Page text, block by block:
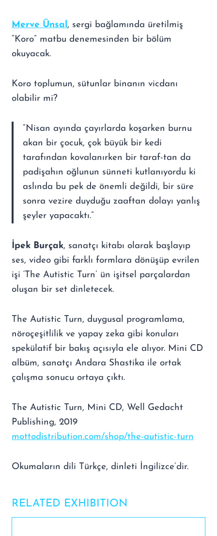
Merve Ünsal, sergi bağlamında üretilmiş
“Koro” matbu denemesinden bir bölüm
okuyacak.
Koro toplumun, sütunlar binanın vicdanı
olabilir mi?
“Nisan ayında çayırlarda koşarken burnu
akan bir çocuk, çok büyük bir kedi
tarafından kovalanırken bir taraf-tan da
padişahın oğlunun sünneti kutlanıyordu ki
aslında bu pek de önemli değildi, bir süre
sonra vezire duyduğu zaaftan dolayı yanlış
şeyler yapacaktı.”
İpek Burçak, sanatçı kitabı olarak başlayıp
ses, video gibi farklı formlara dönüşüp evrilen
işi ‘The Autistic Turn’ ün işitsel parçalardan
oluşan bir set dinletecek.
The Autistic Turn, duygusal programlama,
nöroçeşitlilik ve yapay zeka gibi konuları
spekülatif bir bakış açısıyla ele alıyor. Mini CD
albüm, sanatçı Andara Shastika ile ortak
çalışma sonucu ortaya çıktı.
The Autistic Turn, Mini CD, Well Gedacht
Publishing, 2019
mottodistribution.com/shop/the-autistic-turn
Okumaların dili Türkçe, dinleti İngilizce’dir.
RELATED EXHIBITION